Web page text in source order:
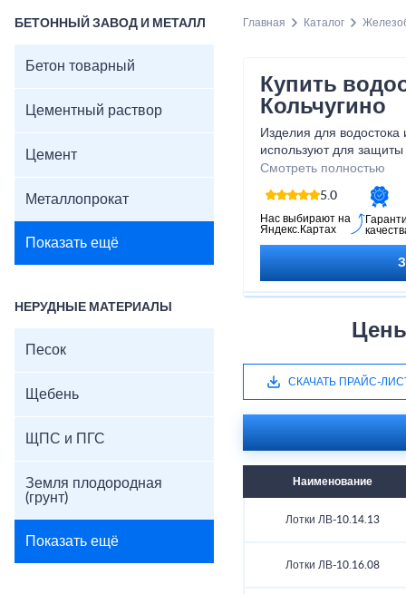
БЕТОННЫЙ ЗАВОД И МЕТАЛЛ
Бетон товарный
Цементный раствор
Цемент
Металлопрокат
Показать ещё
НЕРУДНЫЕ МАТЕРИАЛЫ
Песок
Щебень
ЩПС и ПГС
Земля плодородная
(грунт)
Показать ещё
Главная Каталог
Купить
Кольчугино
Изделия для водостока
используют для
воды. Наша компания
бетонные лотки в
доставкой по
Смотреть полностью
5.0
Нас выбирают на
Яндекс.Картах
СКАЧАТЬ ПРАЙС-
Наименование
Лотки ЛВ-10.14.13
Лотки ЛВ-10.16.08